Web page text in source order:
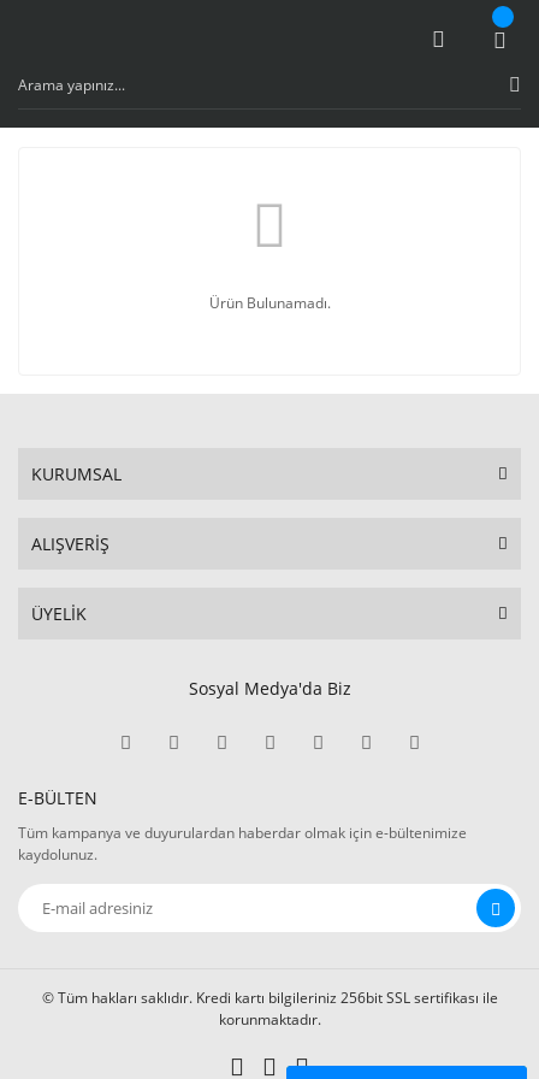
Ürün Bulunamadı.
KURUMSAL
ALIŞVERİŞ
ÜYELİK
Sosyal Medya'da Biz
E-BÜLTEN
Tüm kampanya ve duyurulardan haberdar olmak için e-bültenimize
kaydolunuz.
© Tüm hakları saklıdır. Kredi kartı bilgileriniz 256bit SSL sertifikası ile
korunmaktadır.